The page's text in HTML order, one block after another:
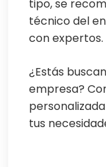
tipo, se
técnico del
con expertos.
¿Estás
empresa?
tus